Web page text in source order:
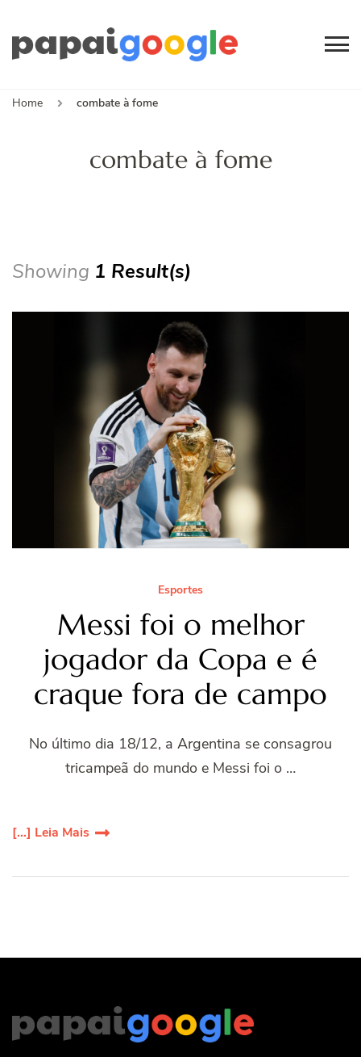
Home
combate à fome
combate à fome
Showing 1 Result(s)
Esportes
Messi foi o melhor
jogador da Copa e é
craque fora de campo
No último dia 18/12, a Argentina se consagrou
tricampeã do mundo e Messi foi o …
[...] Leia Mais